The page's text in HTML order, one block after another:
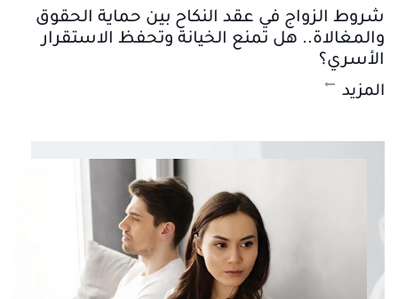
شروط الزواج في عقد النكاح بين حماية الحقوق
والمغالاة.. هل تمنع الخيانة وتحفظ الاستقرار
الأسري؟
المزيد